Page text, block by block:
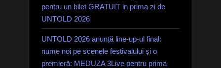
pentru un bilet GRATUIT in prima zi de
UNTOLD 2026
UNTOLD 2026 anunță line-up-ul final:
nume noi pe scenele festivalului și o
premieră: MEDUZA 3Live pentru prima